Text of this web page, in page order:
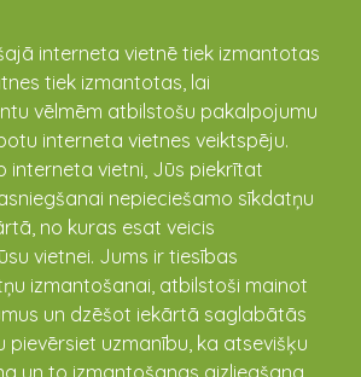
interneta vietnē tiek izmantotas
tiek izmantotas, lai
vēlmēm atbilstošu pakalpojumu
interneta vietnes veiktspēju.
interneta vietni, Jūs piekrītat
nepieciešamo sīkdatņu
no kuras esat veicis
vietnei. Jums ir tiesības
izmantošanai, atbilstoši mainot
un dzēšot iekārtā saglabātās
pievērsiet uzmanību, ka atsevišķu
un to izmantošanas aizliegšana